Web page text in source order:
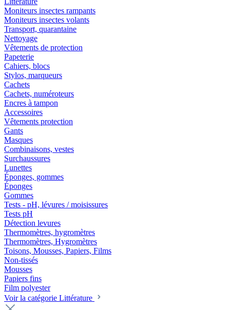
Moniteurs insectes rampants
Moniteurs insectes volants
Transport, quarantaine
Nettoyage
Vêtements de protection
Papeterie
Cahiers, blocs
Stylos, marqueurs
Cachets
Cachets, numéroteurs
Encres à tampon
Accessoires
Vêtements protection
Gants
Masques
Combinaisons, vestes
Surchaussures
Lunettes
Éponges, gommes
Éponges
Gommes
Tests - pH, lévures / moisissures
Tests pH
Détection levures
Thermomètres, hygromètres
Thermomètres, Hygromètres
Toisons, Mousses, Papiers, Films
Non-tissés
Mousses
Papiers fins
Film polyester
Voir la catégorie Littérature